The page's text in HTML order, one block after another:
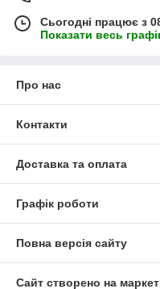
Сьогодні працює з
Показати весь
Про нас
Контакти
Доставка та оплата
Графік роботи
Повна версія сайту
Сайт створено на